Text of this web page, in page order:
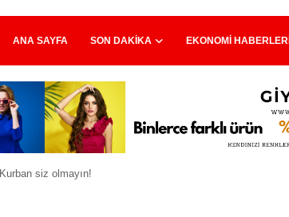
ANA SAYFA SON DAKIKA EKONOMI HABERLERI
Kurban siz olmayın!